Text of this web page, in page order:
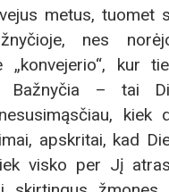
metus, tuomet
nes
kur
Bažnyčia – tai
kiek
apskritai, kad
visko per Jį